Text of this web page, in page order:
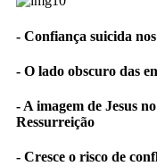
- Confiança suicida
- O lado obscuro das
- A imagem de Jesus
Ressurreição
- Cresce o risco de